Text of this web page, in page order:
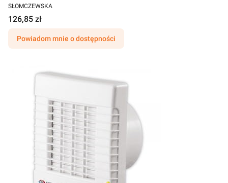
SŁOMCZEWSKA
126,85 zł
Powiadom mnie o dostępności